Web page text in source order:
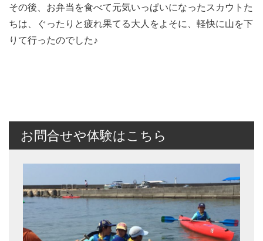
その後、お弁当を食べて元気いっぱいになったスカウトた
ちは、ぐったりと疲れ果てる大人をよそに、軽快に山を下
りて行ったのでした♪
お問合せや体験はこちら